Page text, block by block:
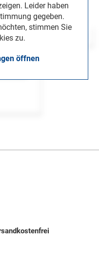
Leider haben
gegeben.
stimmen Sie
zu.
öffnen